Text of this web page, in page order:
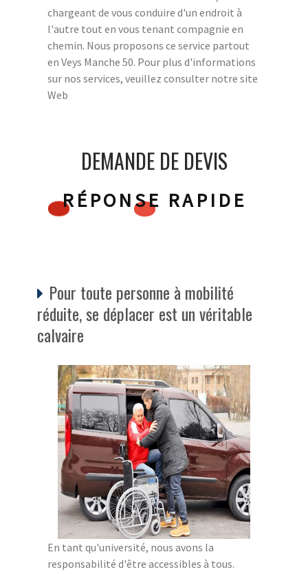
chargeant de vous conduire d'un endroit à
l'autre tout en vous tenant compagnie en
chemin. Nous proposons ce service partout
en Veys Manche 50. Pour plus d'informations
sur nos services, veuillez consulter notre site
Web
DEMANDE DE DEVIS
RÉPONSE RAPIDE
Pour toute personne à mobilité
réduite, se déplacer est un véritable
calvaire
En tant qu'université, nous avons la
responsabilité d'être accessibles à tous.